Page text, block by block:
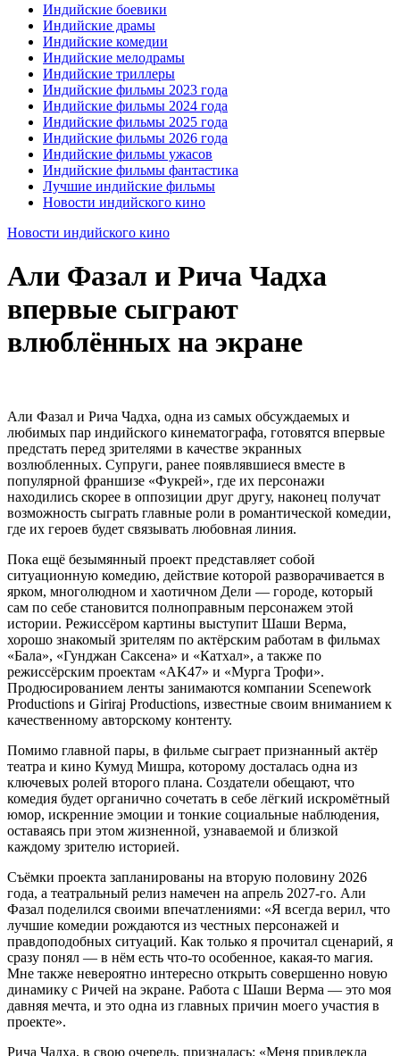
Индийские боевики
Индийские драмы
Индийские комедии
Индийские мелодрамы
Индийские триллеры
Индийские фильмы 2023 года
Индийские фильмы 2024 года
Индийские фильмы 2025 года
Индийские фильмы 2026 года
Индийские фильмы ужасов
Индийские фильмы фантастика
Лучшие индийские фильмы
Новости индийского кино
Новости индийского кино
Али Фазал и Рича Чадха
впервые сыграют
влюблённых на экране
Али Фазал и Рича Чадха, одна из самых обсуждаемых и
любимых пар индийского кинематографа, готовятся впервые
предстать перед зрителями в качестве экранных
возлюбленных. Супруги, ранее появлявшиеся вместе в
популярной франшизе «Фукрей», где их персонажи
находились скорее в оппозиции друг другу, наконец получат
возможность сыграть главные роли в романтической комедии,
где их героев будет связывать любовная линия.
Пока ещё безымянный проект представляет собой
ситуационную комедию, действие которой разворачивается в
ярком, многолюдном и хаотичном Дели — городе, который
сам по себе становится полноправным персонажем этой
истории. Режиссёром картины выступит Шаши Верма,
хорошо знакомый зрителям по актёрским работам в фильмах
«Бала», «Гунджан Саксена» и «Катхал», а также по
режиссёрским проектам «AK47» и «Мурга Трофи».
Продюсированием ленты занимаются компании Scenework
Productions и Giriraj Productions, известные своим вниманием к
качественному авторскому контенту.
Помимо главной пары, в фильме сыграет признанный актёр
театра и кино Кумуд Мишра, которому досталась одна из
ключевых ролей второго плана. Создатели обещают, что
комедия будет органично сочетать в себе лёгкий искромётный
юмор, искренние эмоции и тонкие социальные наблюдения,
оставаясь при этом жизненной, узнаваемой и близкой
каждому зрителю историей.
Съёмки проекта запланированы на вторую половину 2026
года, а театральный релиз намечен на апрель 2027-го. Али
Фазал поделился своими впечатлениями: «Я всегда верил, что
лучшие комедии рождаются из честных персонажей и
правдоподобных ситуаций. Как только я прочитал сценарий, я
сразу понял — в нём есть что-то особенное, какая-то магия.
Мне также невероятно интересно открыть совершенно новую
динамику с Ричей на экране. Работа с Шаши Верма — это моя
давняя мечта, и это одна из главных причин моего участия в
проекте».
Рича Чадха, в свою очередь, призналась: «Меня привлекла